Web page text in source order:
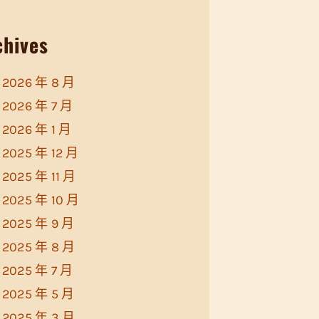
2026 年 8 月
2026 年 7 月
2026 年 1 月
2025 年 12 月
2025 年 11 月
2025 年 10 月
2025 年 9 月
2025 年 8 月
2025 年 7 月
2025 年 5 月